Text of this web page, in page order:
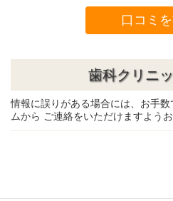
口コミを
歯科クリニ
情報に誤りがある場合には、お手
ムから ご連絡をいただけますよう